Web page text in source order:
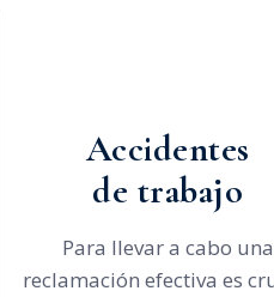
Accidentes
de trabajo
Para llevar a cabo una
reclamación efectiva es